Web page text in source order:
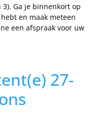
Ga je binnenkort op
en maak meteen
een afspraak voor uw
27-